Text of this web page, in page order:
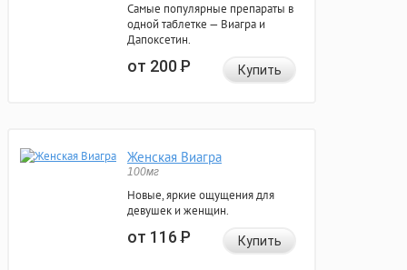
Самые популярные препараты в
одной таблетке — Виагра и
Дапоксетин.
от 200Р Купить
Женская Виагра
100мг
Новые, яркие ощущения для
девушек и женщин.
от 116Р Купить